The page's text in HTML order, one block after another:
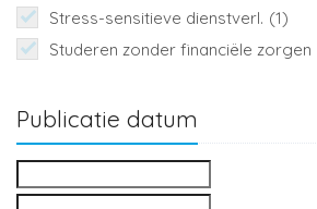
Stress-sensitieve dienstverl. (1)
Studeren zonder financiële zorgen
Publicatie datum